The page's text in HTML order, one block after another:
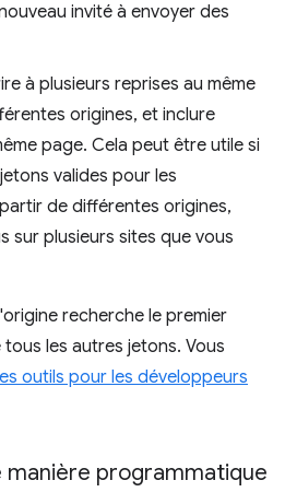
invité à envoyer des
à plusieurs reprises au même
origines, et inclure
page. Cela peut être utile si
valides pour les
de différentes origines,
sur plusieurs sites que vous
recherche le premier
les autres jetons. Vous
outils pour les développeurs
manière programmatique